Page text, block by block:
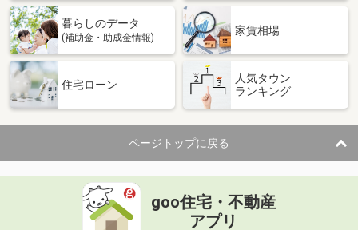
暮らしのデータ
(補助金・助成金情報)
家賃相場
住宅ローン
人気タウン
ランキング
ページトップに戻る
goo住宅・不動産
アプリ